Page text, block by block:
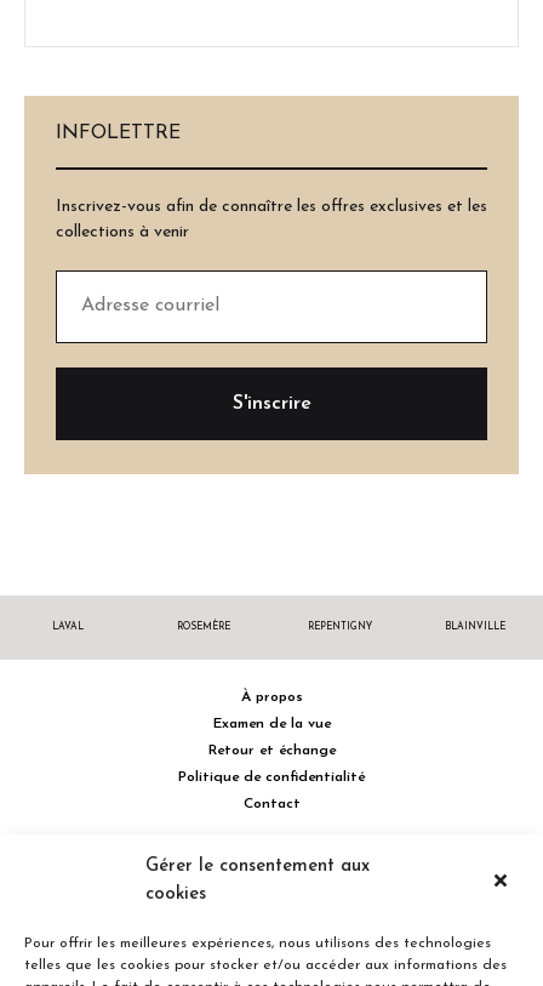
Gérer le consentement aux
cookies
Pour offrir les meilleures expériences, nous utilisons des technologies
telles que les cookies pour stocker et/ou accéder aux informations des
INFOLETTRE
Inscrivez-vous afin de connaître les offres exclusives et les
collections à venir
LAVAL ROSEMÈRE REPENTIGNY BLAINVILLE
À propos
Examen de la vue
Retour et échange
Politique de confidentialité
Contact
514 732.0222
Concorde Est, Laval, Québec H7G 2E4 Canada